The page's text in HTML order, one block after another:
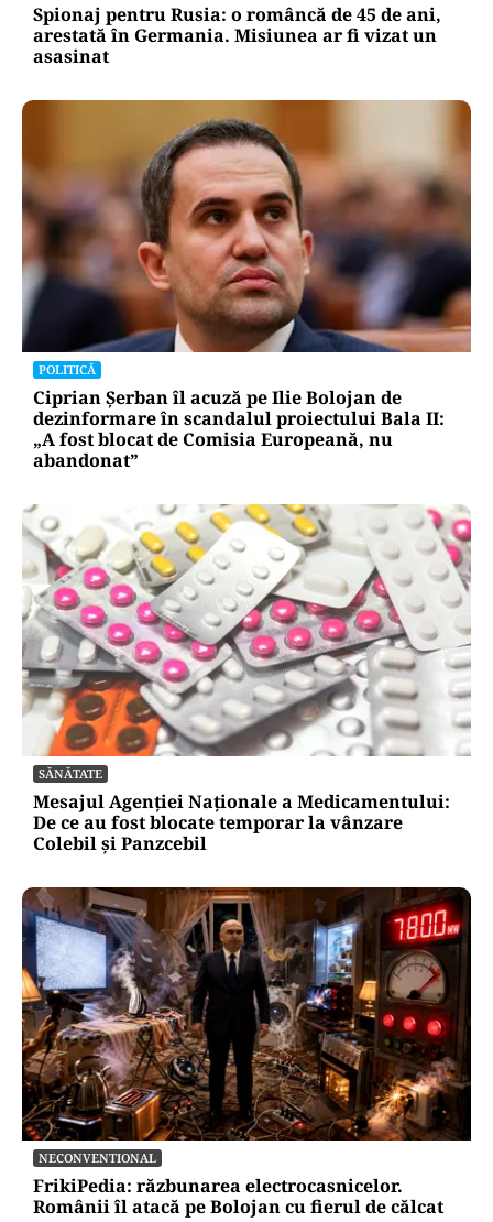
Spionaj pentru Rusia: o româncă de 45 de ani,
arestată în Germania. Misiunea ar fi vizat un
asasinat
POLITICĂ
Ciprian Șerban îl acuză pe Ilie Bolojan de
dezinformare în scandalul proiectului Bala II:
„A fost blocat de Comisia Europeană, nu
abandonat”
SĂNĂTATE
Mesajul Agenției Naționale a Medicamentului:
De ce au fost blocate temporar la vânzare
Colebil și Panzcebil
NECONVENTIONAL
FrikiPedia: răzbunarea electrocasnicelor.
Românii îl atacă pe Bolojan cu fierul de călcat